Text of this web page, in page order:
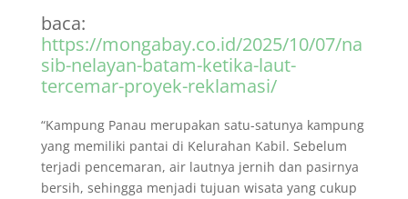
baca:
https://mongabay.co.id/2025/10/07/na
sib-nelayan-batam-ketika-laut-
tercemar-proyek-reklamasi/
“Kampung Panau merupakan satu-satunya kampung
yang memiliki pantai di Kelurahan Kabil. Sebelum
terjadi pencemaran, air lautnya jernih dan pasirnya
bersih, sehingga menjadi tujuan wisata yang cukup